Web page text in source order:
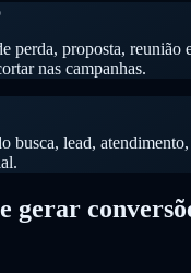
perda, proposta, reunião
nas campanhas.
busca, lead,
gerar